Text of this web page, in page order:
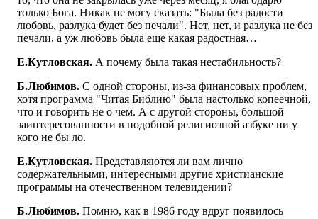
только Бога. Никак не могу сказать: "Была без радости
любовь, разлука будет без печали". Нет, нет, и разлука не без
печали, а уж любовь была еще какая радостная…
Е.Кутловская. А почему была такая нестабильность?
Б.Любимов. С одной стороны, из-за финансовых проблем,
хотя программа "Читая Библию" была настолько копеечной,
что и говорить не о чем. А с другой стороны, большой
заинтересованности в подобной религиозной азбуке ни у
кого не бы ло.
Е.Кутловская. Представляются ли вам лично
содержательными, интересными другие христианские
программы на отечественном телевидении?
Б.Любимов. Помню, как в 1986 году вдруг появилось